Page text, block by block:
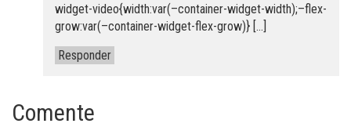
widget-video{width:var(–container-widget-width);–flex-
grow:var(–container-widget-flex-grow)} […]
Responder
Comente